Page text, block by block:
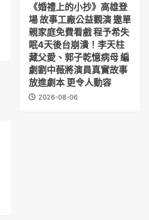
《婚禮上的小抄》高雄登
場 故事工廠公益觀演 邀單
親家庭免費看戲 程予希失
眠4天後台崩潰！李天柱
藏父愛、郭子乾憶病母 編
劇劉中薇將演員真實故事
放進劇本 更令人動容
2026-08-06